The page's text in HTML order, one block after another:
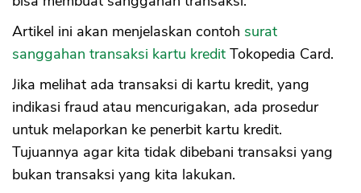
Artikel ini akan menjelaskan contoh surat
sanggahan transaksi kartu kredit Tokopedia Card.
Jika melihat ada transaksi di kartu kredit, yang
indikasi fraud atau mencurigakan, ada prosedur
untuk melaporkan ke penerbit kartu kredit.
Tujuannya agar kita tidak dibebani transaksi yang
bukan transaksi yang kita lakukan.